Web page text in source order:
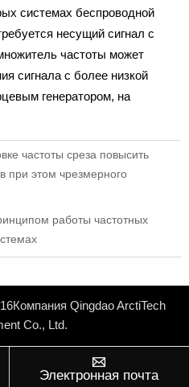
системах беспроводной
несущий сигнал с
частоты может
сигнала с более низкой
генератором, на
частоты среза повысить
при этом чрезмерного
работы частотных
Qingdao ArctiTech
Co., Ltd.

Электронная почта